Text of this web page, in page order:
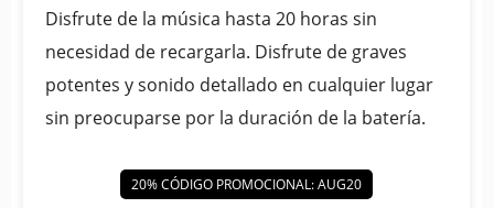
Disfrute de la música hasta 20 horas sin
necesidad de recargarla. Disfrute de graves
potentes y sonido detallado en cualquier lugar
sin preocuparse por la duración de la batería.
20% CÓDIGO PROMOCIONAL: AUG20